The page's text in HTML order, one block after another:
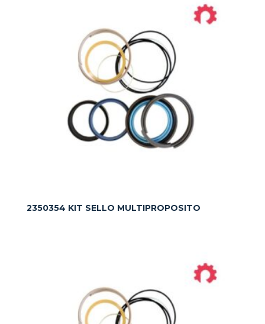
2350354 KIT SELLO MULTIPROPOSITO